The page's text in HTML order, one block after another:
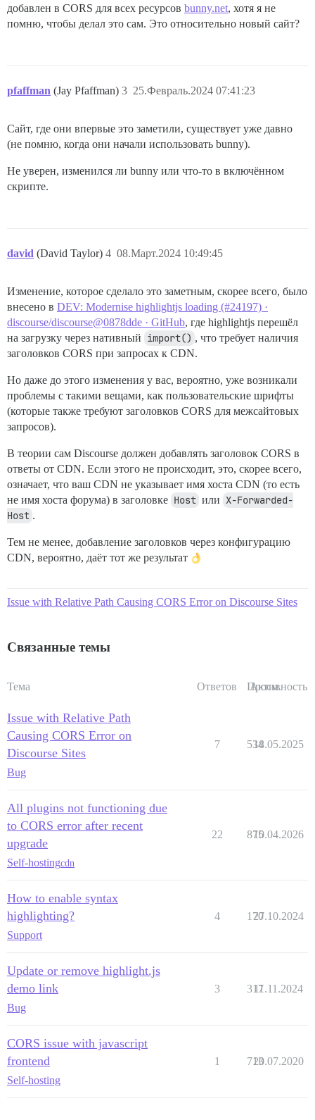
добавлен в CORS для всех ресурсов bunny.net, хотя я не
помню, чтобы делал это сам. Это относительно новый сайт?
pfaffman (Jay Pfaffman) 25.Февраль.2024 07:41:23
3
Сайт, где они впервые это заметили, существует уже давно
(не помню, когда они начали использовать bunny).
Не уверен, изменился ли bunny или что-то в включённом
скрипте.
david (David Taylor) 08.Март.2024 10:49:45
4
Изменение, которое сделало это заметным, скорее всего, было
внесено в DEV: Modernise highlightjs loading (#24197) ·
discourse/discourse@0878dde · GitHub, где highlightjs перешёл
на загрузку через нативный import() , что требует наличия
заголовков CORS при запросах к CDN.
Но даже до этого изменения у вас, вероятно, уже возникали
проблемы с такими вещами, как пользовательские шрифты
(которые также требуют заголовков CORS для межсайтовых
запросов).
В теории сам Discourse должен добавлять заголовок CORS в
ответы от CDN. Если этого не происходит, это, скорее всего,
означает, что ваш CDN не указывает имя хоста CDN (то есть
не имя хоста форума) в заголовке Host или X-Forwarded-
Host .
Тем не менее, добавление заголовков через конфигурацию
CDN, вероятно, даёт тот же результат
Issue with Relative Path Causing CORS Error on Discourse Sites
Связанные темы
Тема Ответов Просм.
Активность
Issue with Relative Path
Causing CORS Error on
Discourse Sites
Bug
7 534
18.05.2025
All plugins not functioning due
to CORS error after recent
upgrade
Self-hostingcdn
22 875
10.04.2026
How to enable syntax
highlighting?
Support
4 170
27.10.2024
Update or remove highlight.js
demo link
Bug
3 317
11.11.2024
CORS issue with javascript
frontend
Self-hosting
1 713
20.07.2020